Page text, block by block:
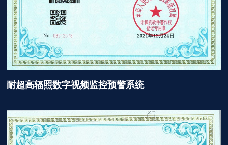
耐超高辐照数字视频监控预警系统